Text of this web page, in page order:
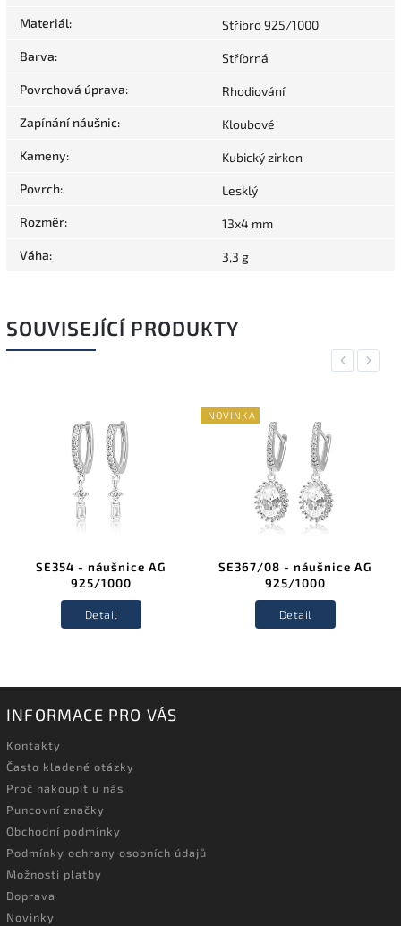
Materiál: Stříbro 925/1000
Barva: Stříbrná
Povrchová úprava: Rhodiování
Zapínání náušnic: Kloubové
Kameny: Kubický zirkon
Povrch: Lesklý
Rozměr: 13x4 mm
Váha: 3,3 g
SOUVISEJÍCÍ PRODUKTY
Previous
SE354 - náušnice AG
925/1000
Detail
NOVINKA
SE367/08 - náušnice AG
925/1000
Detail
Next
INFORMACE PRO VÁS
Kontakty
Často kladené otázky
Proč nakoupit u nás
Puncovní značky
Obchodní podmínky
Podmínky ochrany osobních údajů
Možnosti platby
Doprava
Novinky